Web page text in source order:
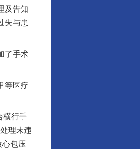
及告知
失与患
了手术
等医疗
横行手
理未违
心包压